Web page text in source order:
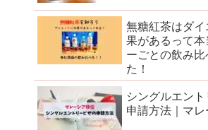
無糖紅茶はダイ
果があるって本
ーごとの飲み
た！
シングルエン
申請方法｜マ